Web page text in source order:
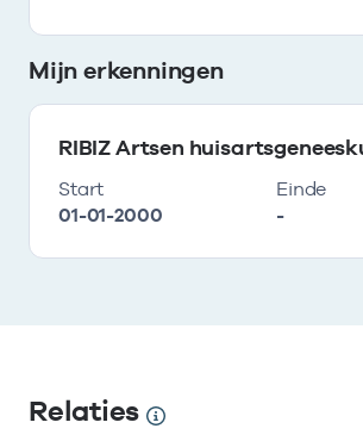
Mijn erkenningen
RIBIZ Artsen
Start
01-01-2000
Einde
-
Relaties